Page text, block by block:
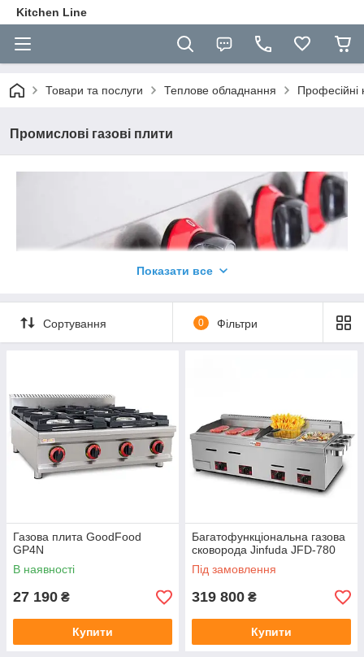
Kitchen Line
Товари та послуги Теплове обладнання Професійні
Промислові газові плити
Показати все
Сортування 0 Фільтри
Газова плита GoodFood
GP4N
В наявності
27 190 ₴
Купити
Багатофункціональна газова
сковорода Jinfuda JFD-780
Під замовлення
319 800 ₴
Купити